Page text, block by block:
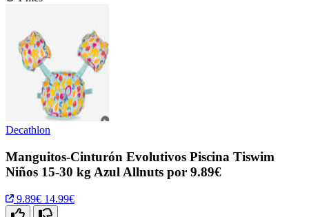
Decathlon
Manguitos-Cinturón Evolutivos Piscina Tiswim
Niños 15-30 kg Azul Allnuts por 9.89€
9.89€ 14.99€